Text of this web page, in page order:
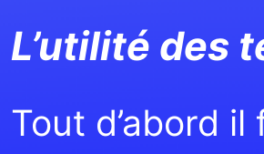
L’utilité des
Tout d’abord